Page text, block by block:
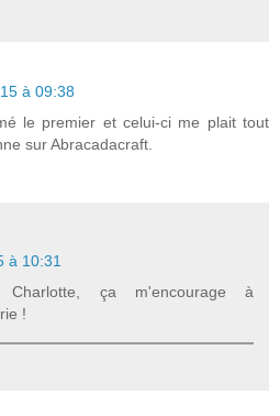
à 09:38
le premier et celui-ci me plait tout
sur Abracadacraft.
à 10:31
Charlotte, ça m'encourage à
!